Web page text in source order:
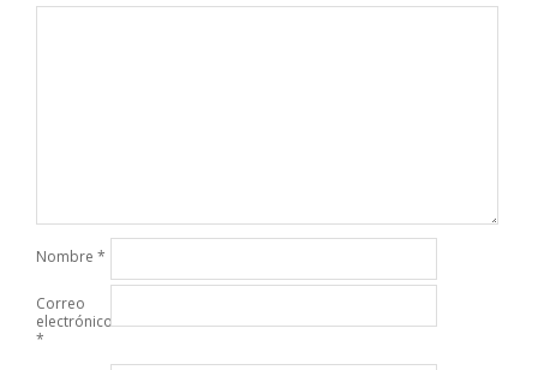
Nombre *
Correo
electrónico
*